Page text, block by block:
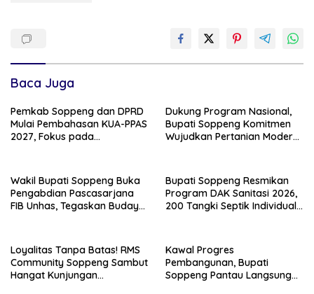
Baca Juga
Pemkab Soppeng dan DPRD
Mulai Pembahasan KUA-PPAS
2027, Fokus pada
Dukung Program Nasional,
Bupati Soppeng Komitmen
Wujudkan Pertanian Modern
Wakil Bupati Soppeng Buka
Pengabdian Pascasarjana
FIB Unhas, Tegaskan Budaya
Bupati Soppeng Resmikan
Program DAK Sanitasi 2026,
200 Tangki Septik Individual
Loyalitas Tanpa Batas! RMS
Community Soppeng Sambut
Hangat Kunjungan
Kawal Progres
Pembangunan, Bupati
Soppeng Pantau Langsung